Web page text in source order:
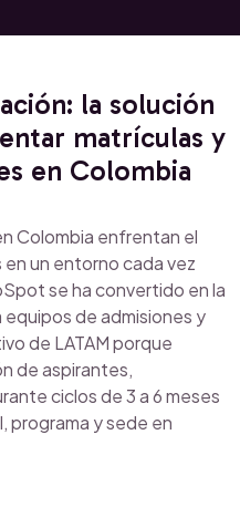
la solución
matrículas y
en Colombia
Colombia enfrentan el
un entorno cada vez
se ha convertido en la
de admisiones y
de LATAM porque
de aspirantes,
ciclos de 3 a 6 meses
programa y sede en